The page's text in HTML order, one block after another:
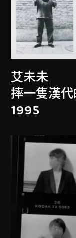
艾未未
摔一隻漢
1995